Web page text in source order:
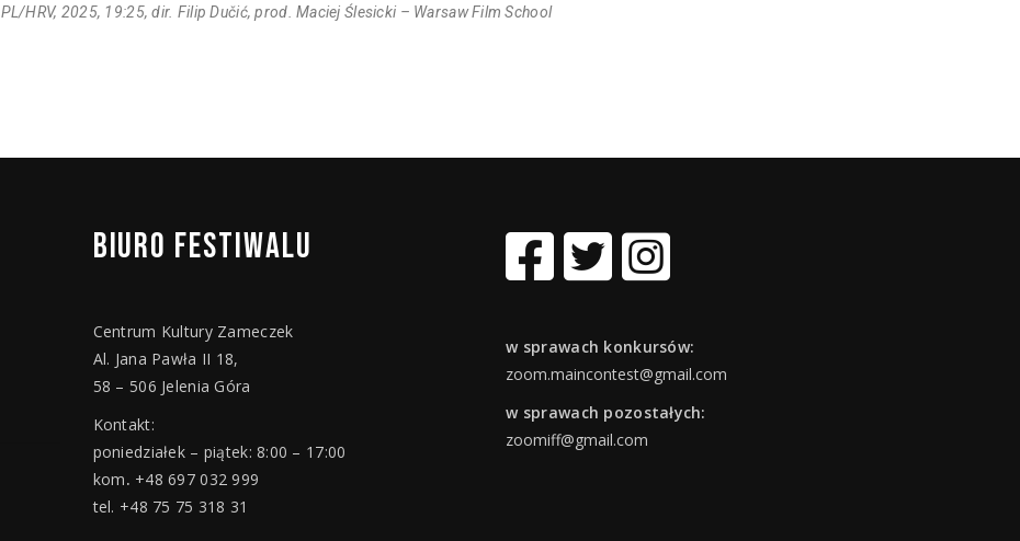
PL/HRV, 2025, 19:25, dir. Filip Dučić, prod. Maciej Ślesicki – Warsaw Film School
BIURO FESTIWALU
Centrum Kultury Zameczek
Al. Jana Pawła II 18,
58 – 506 Jelenia Góra
Kontakt:
poniedziałek – piątek: 8:00 – 17:00
kom. +48 697 032 999
tel. +48 75 75 318 31
w sprawach konkursów:
zoom.maincontest@gmail.com
w sprawach pozostałych:
zoomiff@gmail.com